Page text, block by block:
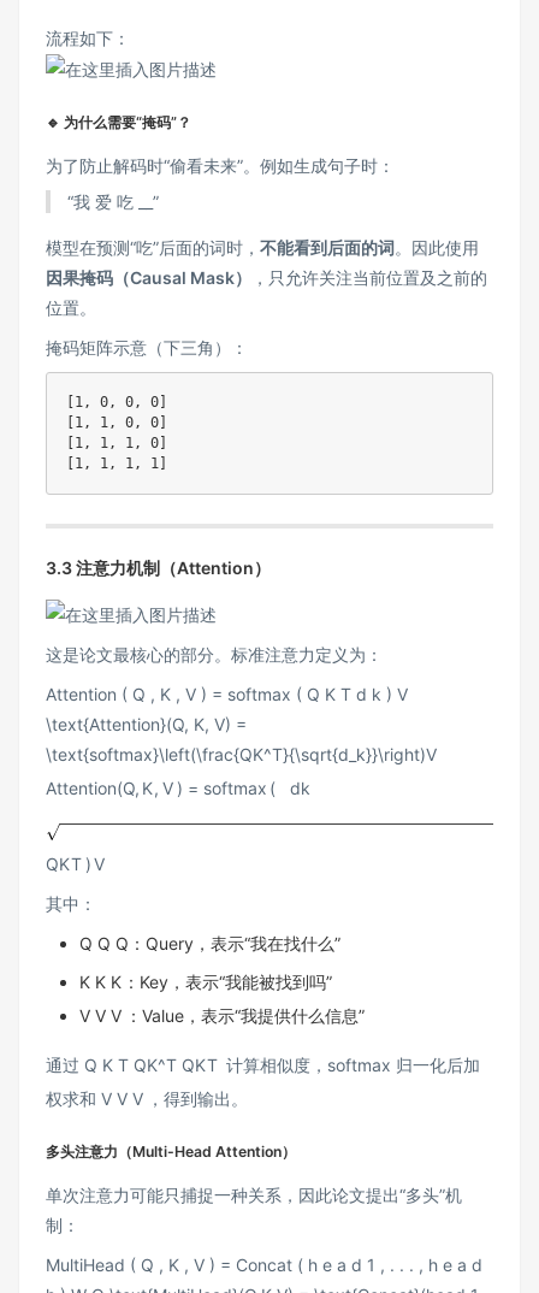
流程如下：
🔹 为什么需要“掩码”？
为了防止解码时“偷看未来”。例如生成句子时：
“我 爱 吃 __”
模型在预测“吃”后面的词时， 不能看到后面的词。因此使用
因果掩码（Causal Mask）
，只允许关注当前位置及之前的
位置。
掩码矩阵示意（下三角）：
[1, 0, 0, 0]
[1, 1, 0, 0]
[1, 1, 1, 0]
3.3 注意力机制（Attention）
这是论文最核心的部分。标准注意力定义为：
Attention ( Q , K , V ) = softmax ( Q K T d k ) V
\text{Attention}(Q, K, V) =
\text{softmax}\left(\frac{QK^T}{\sqrt{d_k}}\right)V
Attention(Q, K, V ) = softmax ( dk
QKT )V
其中：
Q Q Q ：Query，表示“我在找什么”
K K K ：Key，表示“我能被找到吗”
V V V ：Value，表示“我提供什么信息”
通过 Q K T QK^T QKT 计算相似度，softmax 归一化后加
权求和 V V V ，得到输出。
多头注意力（Multi-Head Attention）
单次注意力可能只捕捉一种关系，因此论文提出“多头”机
制：
MultiHead ( Q , K , V ) = Concat ( h e a d 1 , . . . , h e a d